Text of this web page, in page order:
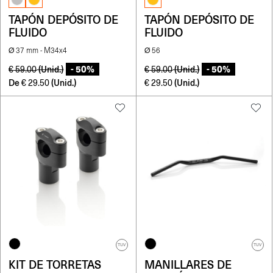
TAPÓN DEPÓSITO DE
FLUIDO
Ø 37 mm - M34x4
€59.00(Unid.) - 50%
De €29.50 (Unid.)
TAPÓN DEPÓSITO DE
FLUIDO
Ø 56
€59.00(Unid.) - 50%
€29.50 (Unid.)
TUV
KIT DE TORRETAS
TUV
MANILLARES DE